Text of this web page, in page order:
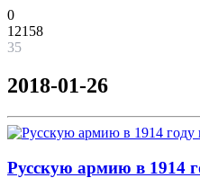
0
12158
35
2018-01-26
Русскую армию в 1914